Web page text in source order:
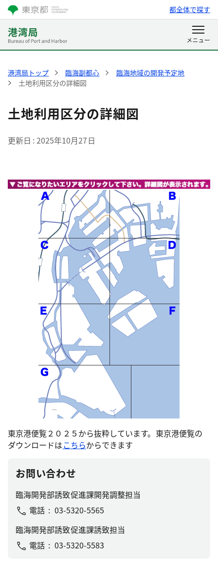
都全体で探す
港湾局トップ 臨海副都心
臨海地域の開発予定地
土地利用区分の詳細図
土地利用区分の詳細図
更新日 2025年10月27日
東京港便覧２０２５から抜粋しています。東京港便覧の
ダウンロードはこちらからできます
お問い合わせ
臨海開発部誘致促進課開発調整担当
電話
03-5320-5565
臨海開発部誘致促進課誘致担当
電話
03-5320-5583